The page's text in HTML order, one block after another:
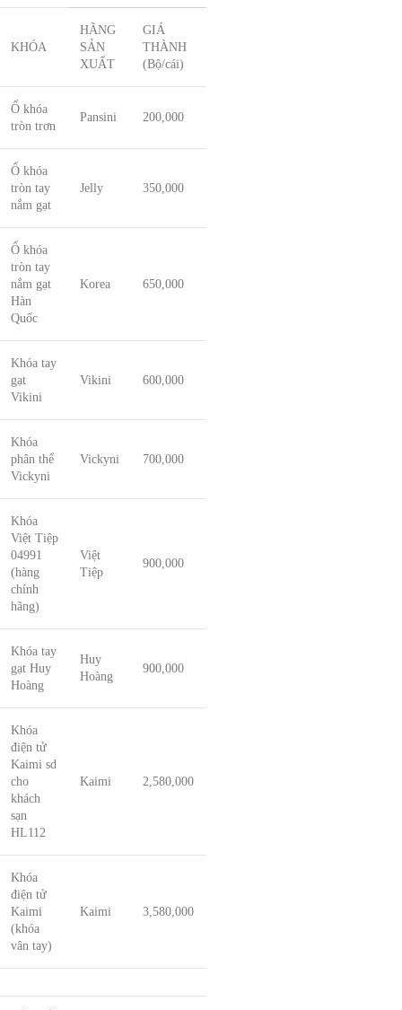
KHÓA
HÃNG
SẢN
XUẤT
GIÁ
THÀNH
(Bộ/cái)
Ổ khóa
tròn trơn
Pansini 200,000
Ổ khóa
tròn tay
nắm gạt
Jelly 350,000
Ổ khóa
tròn tay
nắm gạt
Hàn
Quốc
Korea 650,000
Khóa tay
gạt
Vikini
Vikini 600,000
Khóa
phân thể
Vickyni
Vickyni 700,000
Khóa
Việt Tiệp
04991
(hàng
chính
hãng)
Việt
Tiệp
900,000
Khóa tay
gạt Huy
Hoàng
Huy
Hoàng
900,000
Khóa
điện tử
Kaimi sd
cho
khách
sạn
HL112
Kaimi 2,580,000
Khóa
điện tử
Kaimi
(khóa
vân tay)
Kaimi 3,580,000